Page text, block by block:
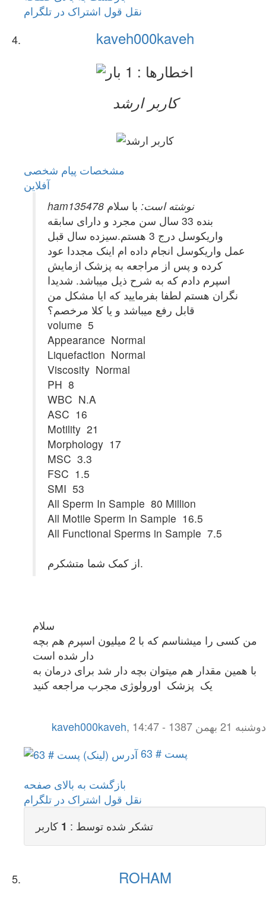
نقل قول اشتراک در تلگرام
kaveh000kaveh
کاربر ارشد
مشخصات پیام شخصی
آفلاين
ham135478 نوشته است: با سلام
بنده 33 سال سن مجرد و دارای سابقه
واریکوسل درج 3 هستم.سیزده سال قبل
عمل واریکوسل انجام داده ام اینک مجددا عود
کرده و پس از مراجعه به پزشک ازمایش
اسپرم دادم که به شرح ذیل میباشد. شدیدا
نگران هستم لطفا بفرمایید که ایا مشکل من
قابل رفع میباشد و یا کلا مرخصم؟
volume 5
Appearance Normal
Liquefaction Normal
Viscosity Normal
PH 8
WBC N.A
ASC 16
Motility 21
Morphology 17
MSC 3.3
FSC 1.5
SMI 53
All Sperm In Sample 80 Million
All Motile Sperm In Sample 16.5
All Functional Sperms in Sample 7.5
از کمک شما متشکرم.
سلام
من کسی را میشناسم که با 2 میلیون اسپرم هم بچه
دار شده است
با همین مقدار هم میتوان بچه دار شد برای درمان به
یک پزشک اورولوژی مجرب مراجعه کنید
kaveh000kaveh,
دوشنبه 21 بهمن 1387 - 14:47
پست # 63
بازگشت به بالای صفحه
نقل قول اشتراک در تلگرام
تشکر شده توسط : 1 کاربر
ROHAM